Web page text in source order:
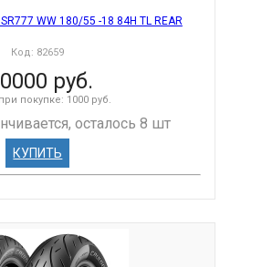
WW 180/55 -18 84H TL REAR
Код: 82659
руб.
покупке: 1000 руб.
КУПИТЬ